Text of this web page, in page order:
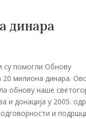
динара
су помогли Обнову
20 милиона динара.
обнову наше
и донација у 2005.
и